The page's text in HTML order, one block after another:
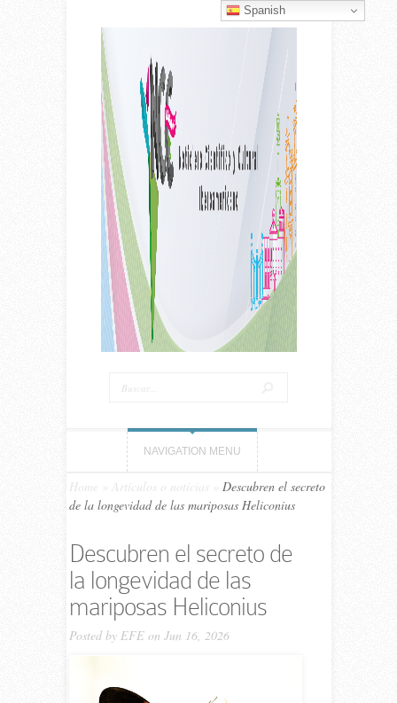
NAVIGATION MENU
Home Artículos o noticias
Descubren el secreto
de la longevidad de las mariposas Heliconius
Descubren el secreto de
la longevidad de las
mariposas Heliconius
Posted by EFEon Jun 16, 2026
Spanish